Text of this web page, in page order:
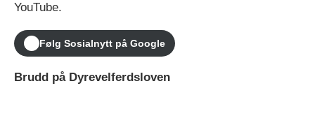
YouTube.
Følg Sosialnytt på Google
Brudd på Dyrevelferdsloven